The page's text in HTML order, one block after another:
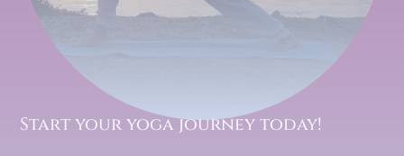
Start your yoga journey today!